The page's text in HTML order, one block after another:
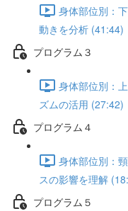
身体部位別：
動きを分析 (41:44)
プログラム３
身体部位別：
ズムの活用 (27:42)
プログラム４
身体部位別：
スの影響を理解
プログラム５